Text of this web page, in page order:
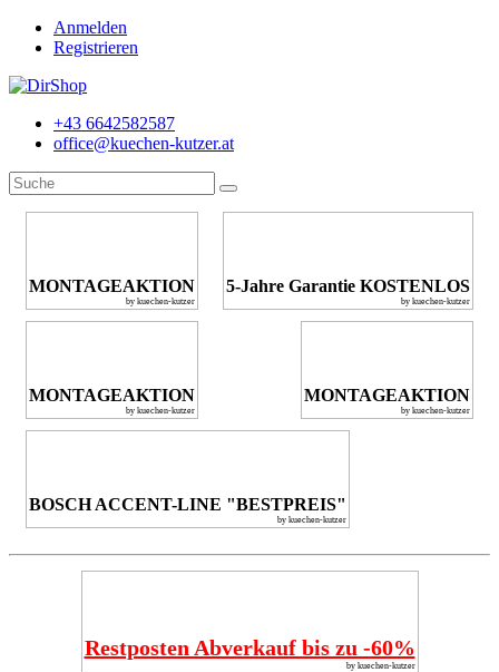
Anmelden
Registrieren
+43 6642582587
office@kuechen-kutzer.at
MONTAGEAKTION
by kuechen-kutzer
5-Jahre Garantie KOSTENLOS
by kuechen-kutzer
MONTAGEAKTION
by kuechen-kutzer
MONTAGEAKTION
by kuechen-kutzer
BOSCH ACCENT-LINE "BESTPREIS"
by kuechen-kutzer
Restposten Abverkauf bis zu -60%
by kuechen-kutzer